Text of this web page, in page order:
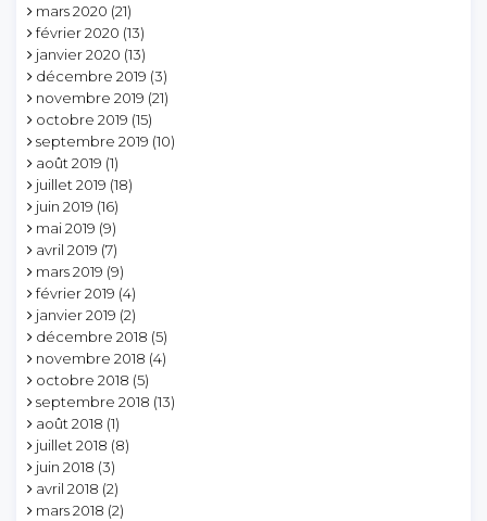
mars 2020 (21)
février 2020 (13)
janvier 2020 (13)
décembre 2019 (3)
novembre 2019 (21)
octobre 2019 (15)
septembre 2019 (10)
août 2019 (1)
juillet 2019 (18)
juin 2019 (16)
mai 2019 (9)
avril 2019 (7)
mars 2019 (9)
février 2019 (4)
janvier 2019 (2)
décembre 2018 (5)
novembre 2018 (4)
octobre 2018 (5)
septembre 2018 (13)
août 2018 (1)
juillet 2018 (8)
juin 2018 (3)
avril 2018 (2)
mars 2018 (2)